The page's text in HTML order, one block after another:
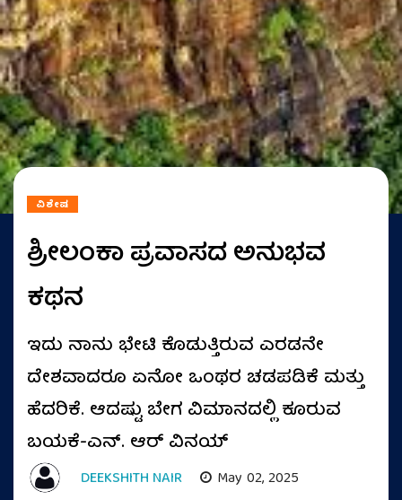
ವಿಶೇಷ
ಶ್ರೀಲಂಕಾ ಪ್ರವಾಸದ ಅನುಭವ
ಕಥನ
ಇದು ನಾನು ಭೇಟಿ ಕೊಡುತ್ತಿರುವ ಎರಡನೇ
ದೇಶವಾದರೂ ಏನೋ ಒಂಥರ ಚಡಪಡಿಕೆ ಮತ್ತು
ಹೆದರಿಕೆ. ಆದಷ್ಟು ಬೇಗ ವಿಮಾನದಲ್ಲಿ ಕೂರುವ
ಬಯಕೆ-ಎನ್‌. ಆರ್‌ ವಿನಯ್
DEEKSHITH NAIR
May 02, 2025